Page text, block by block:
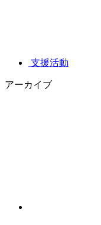
支援活動
アーカイブ